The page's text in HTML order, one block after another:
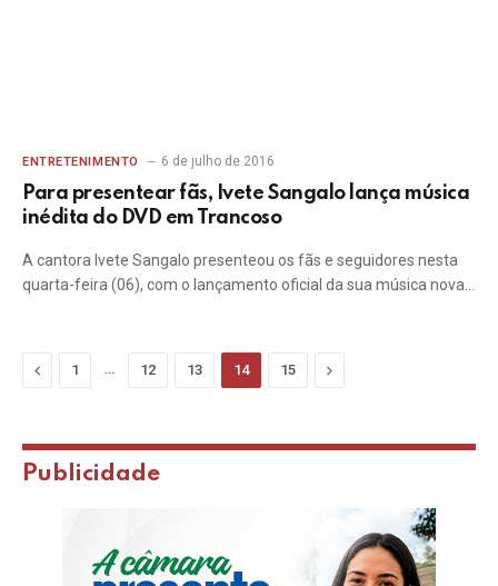
ENTRETENIMENTO 6 de julho de 2016
Para presentear fãs, Ivete Sangalo lança música
inédita do DVD em Trancoso
A cantora Ivete Sangalo presenteou os fãs e seguidores nesta
quarta-feira (06), com o lançamento oficial da sua música nova…
Previous
1 … 12 13 14 15 Next
Publicidade